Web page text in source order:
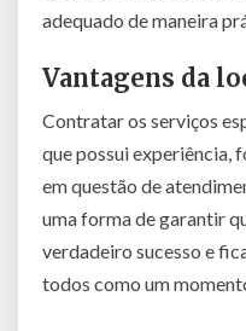
adequado de maneira
Vantagens da
Contratar os serviços
que possui experiência,
em questão de
uma forma de garantir
verdadeiro sucesso e
todos como um